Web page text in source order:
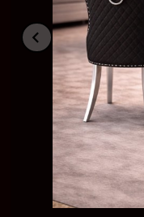
Prev